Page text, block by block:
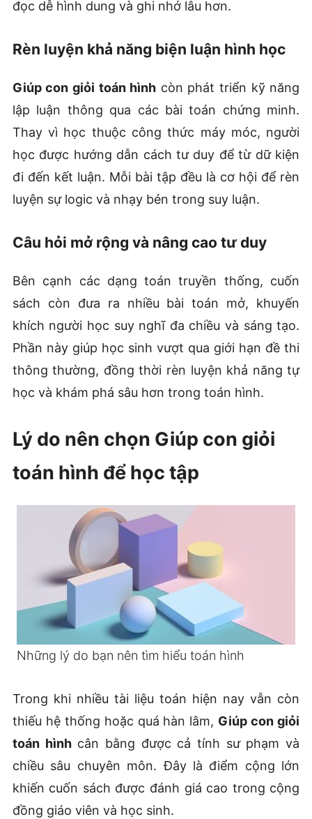
đọc dễ hình dung và ghi nhớ lâu hơn.
Rèn luyện khả năng biện luận hình học
Giúp con giỏi toán hình còn phát triển kỹ năng
lập luận thông qua các bài toán chứng minh.
Thay vì học thuộc công thức máy móc, người
học được hướng dẫn cách tư duy để từ dữ kiện
đi đến kết luận. Mỗi bài tập đều là cơ hội để rèn
luyện sự logic và nhạy bén trong suy luận.
Câu hỏi mở rộng và nâng cao tư duy
Bên cạnh các dạng toán truyền thống, cuốn
sách còn đưa ra nhiều bài toán mở, khuyến
khích người học suy nghĩ đa chiều và sáng tạo.
Phần này giúp học sinh vượt qua giới hạn đề thi
thông thường, đồng thời rèn luyện khả năng tự
học và khám phá sâu hơn trong toán hình.
Lý do nên chọn Giúp con giỏi
toán hình để học tập
Những lý do bạn nên tìm hiểu toán hình
Trong khi nhiều tài liệu toán hiện nay vẫn còn
thiếu hệ thống hoặc quá hàn lâm, Giúp con giỏi
toán hìnhcân bằng được cả tính sư phạm và
chiều sâu chuyên môn. Đây là điểm cộng lớn
khiến cuốn sách được đánh giá cao trong cộng
đồng giáo viên và học sinh.